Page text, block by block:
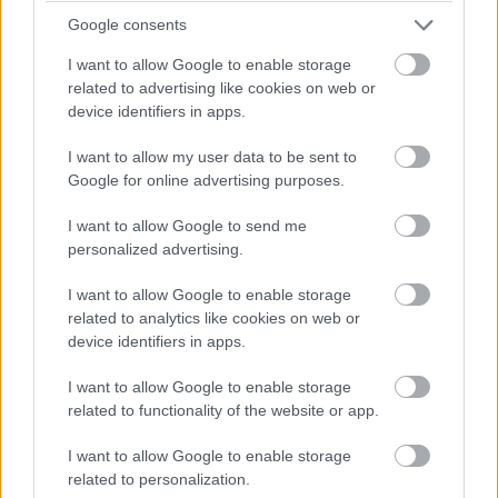
Google consents
I want to allow Google to enable storage
related to advertising like cookies on web or
device identifiers in apps.
I want to allow my user data to be sent to
Google for online advertising purposes.
I want to allow Google to send me
personalized advertising.
I want to allow Google to enable storage
related to analytics like cookies on web or
device identifiers in apps.
I want to allow Google to enable storage
related to functionality of the website or app.
I want to allow Google to enable storage
related to personalization.
Van esély valami kis esőcsepegésre, de semmi komolyra - 27
körön vagyunk túl a 78-ból.
A gumikopás állítólag nagyobb, mitn ahogy a csapatok várták,
akár a közepes, akár a kemény keverékről beszélünk.
De előzni úgysem lehet...
Hamiltont, akik egymás mögött autózgatnak tizedekre, míg
Ocon őrzi a harmadik helyet.
Nocsak, előzés: Magnussen bevetődött Sargeant mellé, és
megelőzi!
Sőt, a kör végén Stroll is megteszi ezt, majd ezt kihasználva
Perez is elmegy a Williams mellett.